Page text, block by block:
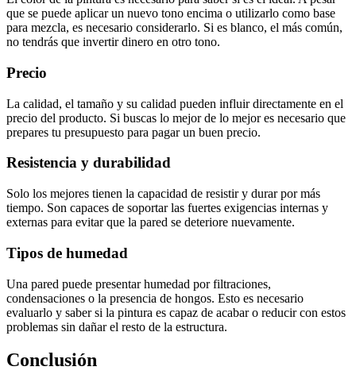
que se puede aplicar un nuevo tono encima o utilizarlo como base
para mezcla, es necesario considerarlo. Si es blanco, el más común,
no tendrás que invertir dinero en otro tono.
Precio
La calidad, el tamaño y su calidad pueden influir directamente en el
precio del producto. Si buscas lo mejor de lo mejor es necesario que
prepares tu presupuesto para pagar un buen precio.
Resistencia y durabilidad
Solo los mejores tienen la capacidad de resistir y durar por más
tiempo. Son capaces de soportar las fuertes exigencias internas y
externas para evitar que la pared se deteriore nuevamente.
Tipos de humedad
Una pared puede presentar humedad por filtraciones,
condensaciones o la presencia de hongos. Esto es necesario
evaluarlo y saber si la pintura es capaz de acabar o reducir con estos
problemas sin dañar el resto de la estructura.
Conclusión